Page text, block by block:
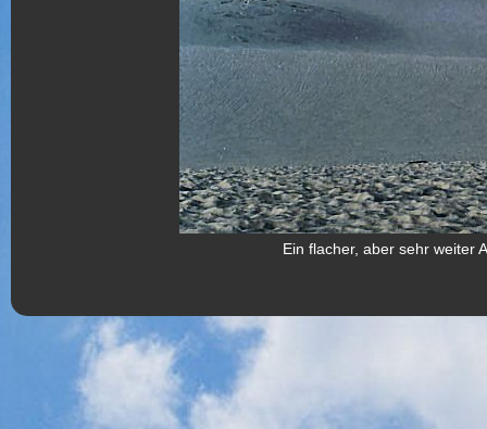
Ein flacher, aber sehr weiter